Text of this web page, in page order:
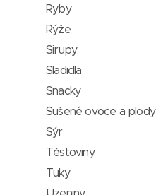
Ryby
Rýže
Sirupy
Sladidla
Snacky
Sušené ovoce a plody
Sýr
Těstoviny
Tuky